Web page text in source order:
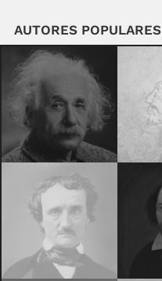
AUTORES POPULARES